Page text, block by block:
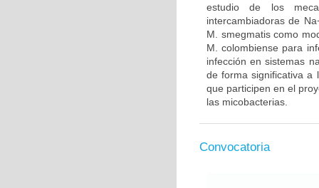
estudio de los
intercambiadoras de
M. smegmatis como
M. colombiense para
infección en sistemas
de forma significativa a
que participen en el
las micobacterias.
Convocatoria